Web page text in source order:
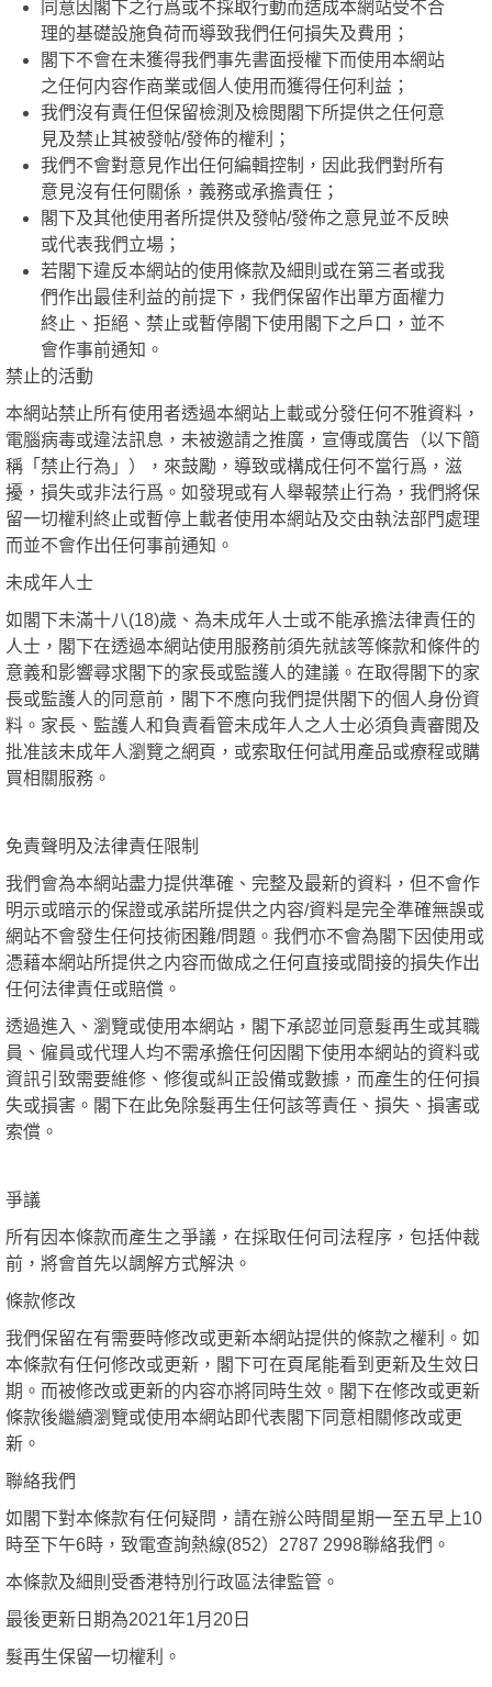
同意因閣下之行爲或不採取行動而造成本網站受不合
理的基礎設施負荷而導致我們任何損失及費用；
閣下不會在未獲得我們事先書面授權下而使用本網站
之任何内容作商業或個人使用而獲得任何利益；
我們沒有責任但保留檢測及檢閲閣下所提供之任何意
見及禁止其被發帖/發佈的權利；
我們不會對意見作出任何編輯控制，因此我們對所有
意見沒有任何關係，義務或承擔責任；
閣下及其他使用者所提供及發帖/發佈之意見並不反映
或代表我們立場；
若閣下違反本網站的使用條款及細則或在第三者或我
們作出最佳利益的前提下，我們保留作出單方面權力
終止、拒絕、禁止或暫停閣下使用閣下之戶口，並不
會作事前通知。
禁止的活動
本網站禁止所有使用者透過本網站上載或分發任何不雅資料，
電腦病毒或違法訊息，未被邀請之推廣，宣傳或廣告（以下簡
稱「禁止行為」），來鼓勵，導致或構成任何不當行爲，滋
擾，損失或非法行爲。如發現或有人舉報禁止行為，我們將保
留一切權利終止或暫停上載者使用本網站及交由執法部門處理
而並不會作出任何事前通知。
未成年人士
如閣下未滿十八(18)歲、為未成年人士或不能承擔法律責任的
人士，閣下在透過本網站使用服務前須先就該等條款和條件的
意義和影響尋求閣下的家長或監護人的建議。在取得閣下的家
長或監護人的同意前，閣下不應向我們提供閣下的個人身份資
料。家長、監護人和負責看管未成年人之人士必須負責審閲及
批准該未成年人瀏覽之網頁，或索取任何試用產品或療程或購
買相關服務。
免責聲明及法律責任限制
我們會為本網站盡力提供準確、完整及最新的資料，但不會作
明示或暗示的保證或承諾所提供之内容/資料是完全準確無誤或
網站不會發生任何技術困難/問題。我們亦不會為閣下因使用或
憑藉本網站所提供之内容而做成之任何直接或間接的損失作出
任何法律責任或賠償。
透過進入、瀏覽或使用本網站，閣下承認並同意髮再生或其職
員、僱員或代理人均不需承擔任何因閣下使用本網站的資料或
資訊引致需要維修、修復或糾正設備或數據，而產生的任何損
失或損害。閣下在此免除髮再生任何該等責任、損失、損害或
索償。
爭議
所有因本條款而產生之爭議，在採取任何司法程序，包括仲裁
前，將會首先以調解方式解決。
條款修改
我們保留在有需要時修改或更新本網站提供的條款之權利。如
本條款有任何修改或更新，閣下可在頁尾能看到更新及生效日
期。而被修改或更新的内容亦將同時生效。閣下在修改或更新
條款後繼續瀏覽或使用本網站即代表閣下同意相關修改或更
新。
聯絡我們
如閣下對本條款有任何疑問，請在辦公時間星期一至五早上10
時至下午6時，致電查詢熱線(852）2787 2998聯絡我們。
本條款及細則受香港特別行政區法律監管。
最後更新日期為2021年1月20日
髮再生保留一切權利。